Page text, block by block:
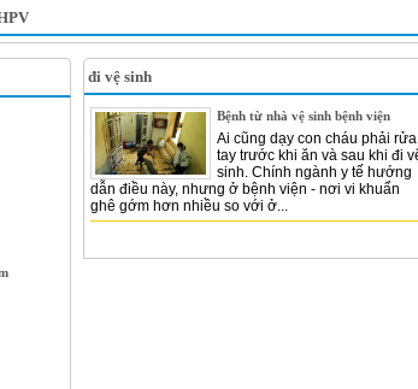
đi vệ sinh
Bệnh từ nhà vệ sinh bệnh viện
Ai cũng dạy con cháu phải rửa
tay trước khi ăn và sau khi đi
sinh. Chính ngành y tế hướng
dẫn điều này, nhưng ở bệnh viện - nơi vi khuẩn
ghê gớm hơn nhiều so với ở...